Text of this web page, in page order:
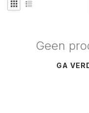
Geen
GA